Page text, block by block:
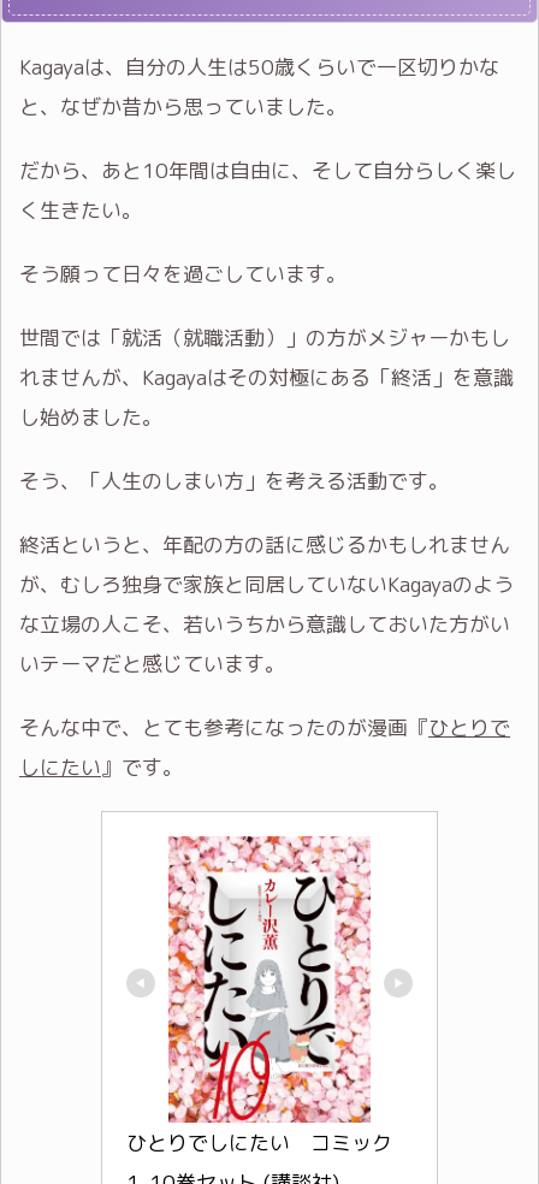
Kagayaは、自分の人生は50歳くらいで一区切りかな
と、なぜか昔から思っていました。
だから、あと10年間は自由に、そして自分らしく楽し
く生きたい。
そう願って日々を過ごしています。
世間では「就活（就職活動）」の方がメジャーかもし
れませんが、Kagayaはその対極にある「終活」を意識
し始めました。
そう、「人生のしまい方」を考える活動です。
終活というと、年配の方の話に感じるかもしれません
が、むしろ独身で家族と同居していないKagayaのよう
な立場の人こそ、若いうちから意識しておいた方がい
いテーマだと感じています。
そんな中で、とても参考になったのが漫画『ひとりで
しにたい 』です。
ひとりでしにたい　コミック